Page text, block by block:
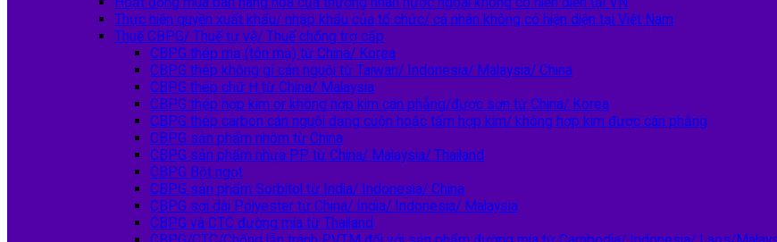
Thực hiện quyền xuất khẩu/ nhập khẩu của tổ chức/ cá nhân không có hiện diện tại Việt Nam
Thuế CBPG/ Thuế tự vệ/ Thuế chống trợ cấp
CBPG thép mạ (tôn mạ) từ China/ Korea
CBPG thép không gỉ cán nguội từ Taiwan/ Indonesia/ Malaysia/ China
CBPG thép chữ H từ China/ Malaysia
CBPG thép hợp kim or không hợp kim cán phẳng/được sơn từ China/ Korea
CBPG thép carbon cán nguội dạng cuộn hoặc tấm hợp kim/ không hợp kim được cán phẳng
CBPG sản phẩm nhôm từ China
CBPG sản phẩm nhựa PP từ China/ Malaysia/ Thailand
CBPG Bột ngọt
CBPG sản phẩm Sorbitol từ India/ Indonesia/ China
CBPG sợi dài Polyester từ China/ India/ Indonesia/ Malaysia
CBPG và CTC đường mía từ Thailand